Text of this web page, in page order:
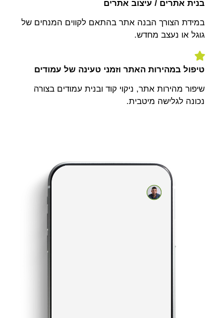
בנית אתרים / עיצוב אתרים
במידת הצורך הבנה אתר בהתאם לקווים המנחים של
גוגל או נעצב מחדש.
טיפול במהירות האתר וזמני טעינה של עמודים
שיפור מהירות אתר, ניקוי קוד ובנית עמודים בצורה
נכונה לגלישה מיטבית.